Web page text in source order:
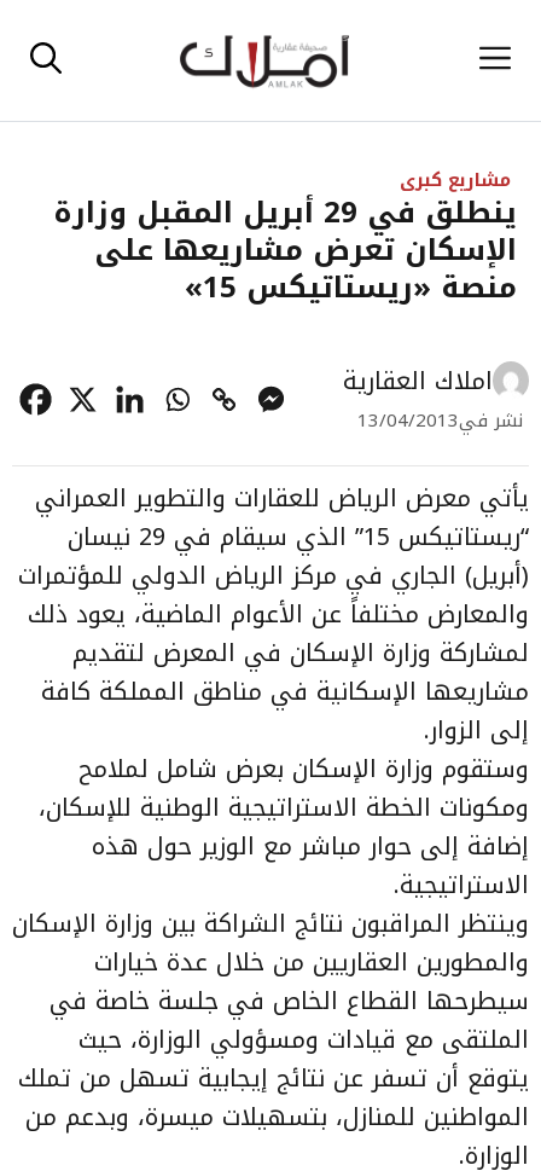
إلى القائمة
مشاريع كبرى
ينطلق في 29 أبريل المقبل وزارة
الإسكان تعرض مشاريعها على
منصة «ريستاتيكس 15»
املاك العقارية
نشر في13/04/2013
يأتي معرض الرياض للعقارات والتطوير العمراني
“ريستاتيكس 15” الذي سيقام في 29 نيسان
(أبريل) الجاري في مركز الرياض الدولي للمؤتمرات
والمعارض مختلفاً عن الأعوام الماضية، يعود ذلك
لمشاركة وزارة الإسكان في المعرض لتقديم
مشاريعها الإسكانية في مناطق المملكة كافة
إلى الزوار.
وستقوم وزارة الإسكان بعرض شامل لملامح
ومكونات الخطة الاستراتيجية الوطنية للإسكان،
إضافة إلى حوار مباشر مع الوزير حول هذه
الاستراتيجية.
وينتظر المراقبون نتائج الشراكة بين وزارة الإسكان
والمطورين العقاريين من خلال عدة خيارات
سيطرحها القطاع الخاص في جلسة خاصة في
الملتقى مع قيادات ومسؤولي الوزارة، حيث
يتوقع أن تسفر عن نتائج إيجابية تسهل من تملك
المواطنين للمنازل، بتسهيلات ميسرة، وبدعم من
الوزارة.